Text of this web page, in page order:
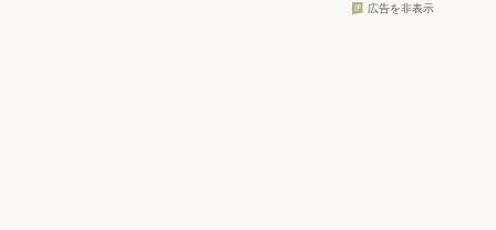
広告を非表示